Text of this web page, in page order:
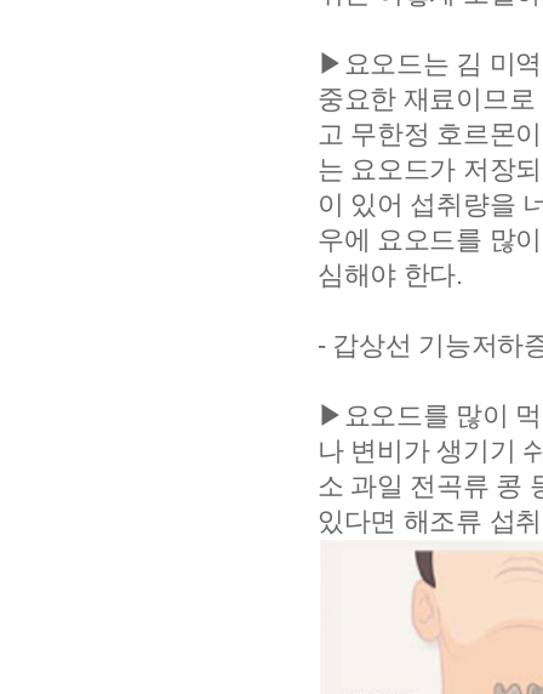
▶요오드는 김 미
중요한 재료이므
고 무한정 호르몬
는 요오드가 저장
이 있어 섭취량을
우에 요오드를 많
심해야 한다.
- 갑상선 기능저하
▶요오드를 많이
나 변비가 생기기
소 과일 전곡류 콩
있다면 해조류 섭